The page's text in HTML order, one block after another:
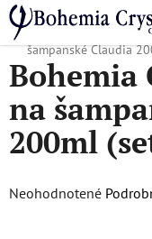
Prejsť
na
obsah
Domov
/ Obľúbené kolekcie
šampanské Claudia
Bohemia
na
200ml
Priemerné
Neohodnotené